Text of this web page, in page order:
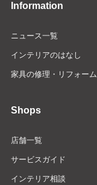
Information
ニュース一覧
インテリアのはなし
家具の修理・リフォーム
Shops
店舗一覧
サービスガイド
インテリア相談